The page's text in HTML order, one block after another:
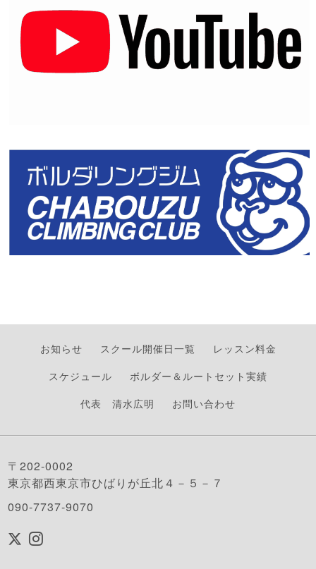
お知らせ スクール開催日一覧
レッスン料金
スケジュール
ボルダー＆ルートセット実績
代表 清水広明
お問い合わせ
〒202-0002
東京都西東京市ひばりが丘北４－５－７
090-7737-9070